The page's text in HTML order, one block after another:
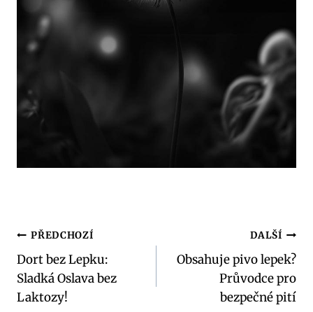
Navigace
pro
příspěvek
PŘEDCHOZÍ
Dort bez Lepku:
Sladká Oslava bez
Laktozy!
DALŠÍ
Obsahuje pivo lepek?
Průvodce pro
bezpečné pití